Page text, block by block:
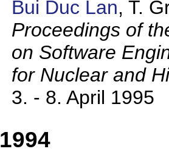
Bui Duc Lan, T.
Proceedings of
on Software
for Nuclear and
3. - 8. April 1995
1994